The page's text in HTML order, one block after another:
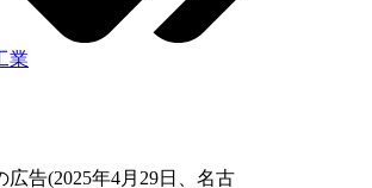
業
広告(2025年4月29日、名古